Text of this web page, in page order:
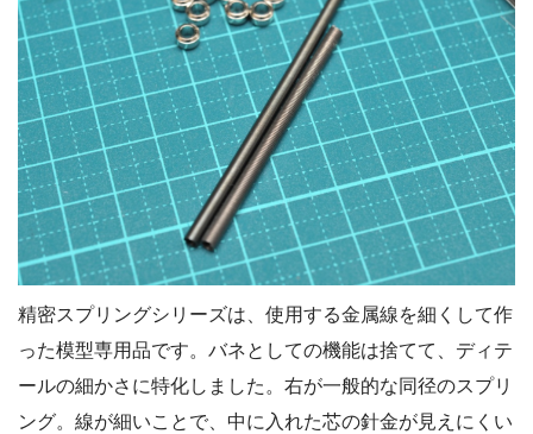
精密スプリングシリーズは、使用する金属線を細くして作
った模型専用品です。バネとしての機能は捨てて、ディテ
ールの細かさに特化しました。右が一般的な同径のスプリ
ング。線が細いことで、中に入れた芯の針金が見えにくい